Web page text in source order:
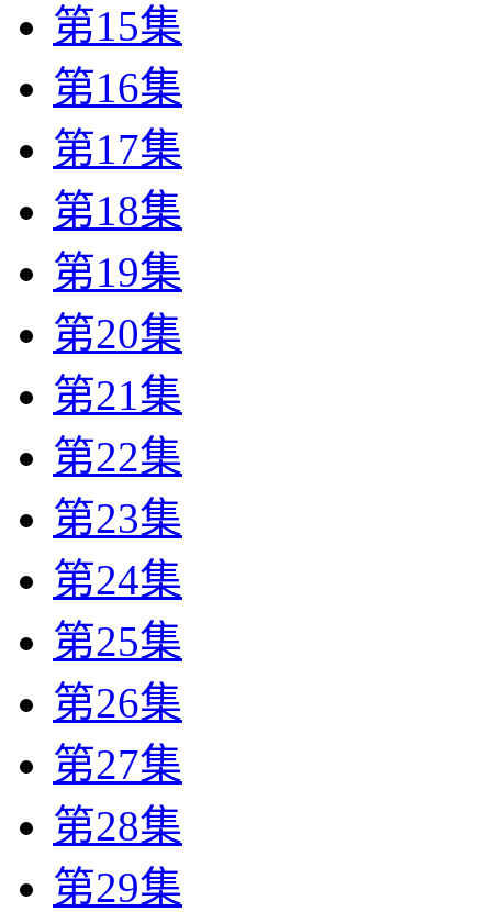
第15集
第16集
第17集
第18集
第19集
第20集
第21集
第22集
第23集
第24集
第25集
第26集
第27集
第28集
第29集